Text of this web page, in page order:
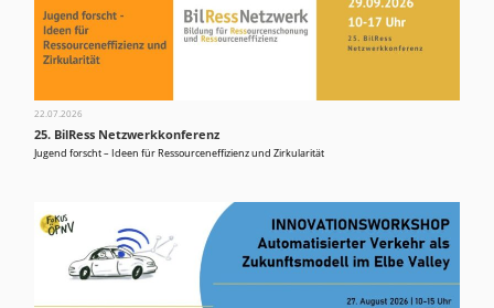
22.07.2026
25. BilRess Netzwerkkonferenz
Jugend forscht – Ideen für Ressourceneffizienz und Zirkularität